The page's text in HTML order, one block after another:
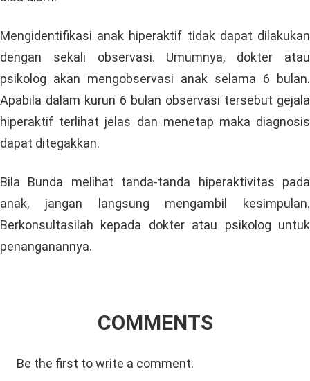
Mengidentifikasi anak hiperaktif tidak dapat dilakukan
dengan sekali observasi. Umumnya, dokter atau
psikolog akan mengobservasi anak selama 6 bulan.
Apabila dalam kurun 6 bulan observasi tersebut gejala
hiperaktif terlihat jelas dan menetap maka diagnosis
dapat ditegakkan.
Bila Bunda melihat tanda-tanda hiperaktivitas pada
anak, jangan langsung mengambil kesimpulan.
Berkonsultasilah kepada dokter atau psikolog untuk
penanganannya.
COMMENTS
Be the first to write a comment.